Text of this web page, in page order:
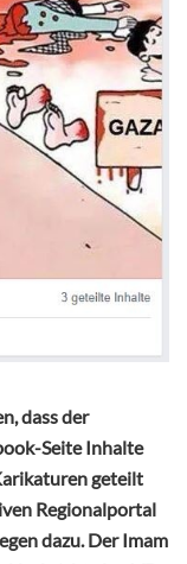
dass der
Seite Inhalte
geteilt
Regionalportal
dazu. Der Imam